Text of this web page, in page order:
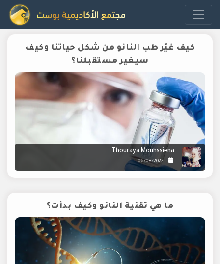
كيف غيّر طب النانو من شكل حياتنا وكيف
سيغير مستقبلنا؟
Thouraya Mouhssiena
06/08/2022
ما هي تقنية النانو وكيف بدأت؟